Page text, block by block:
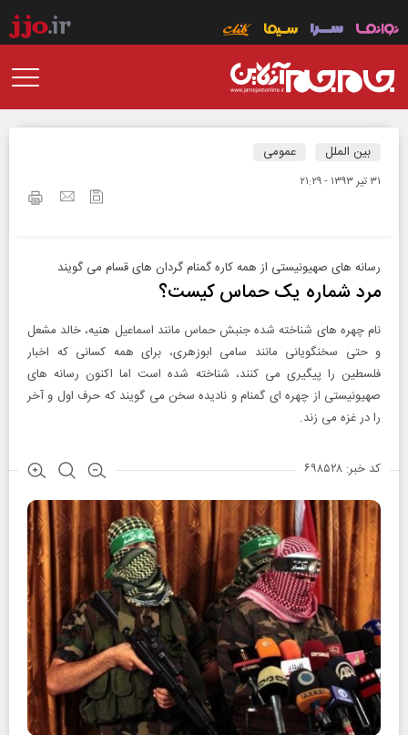
بین الملل عمومی
۳۱ تير ۱۳۹۳ - ۲۱:۲۹
رسانه های صهیونیستی از همه کاره گمنام گردان های قسام می گویند
مرد شماره یک حماس کیست؟
نام چهره های شناخته شده جنبش حماس مانند اسماعیل هنیه، خالد مشعل
و حتی سخنگویانی مانند سامی ابوزهری، برای همه کسانی که اخبار
فلسطین را پیگیری می کنند، شناخته شده است اما اکنون رسانه های
صهیونیستی از چهره ای گمنام و نادیده سخن می گویند که حرف اول و آخر
را در غزه می زند.
کد خبر: ۶۹۸۵۲۸